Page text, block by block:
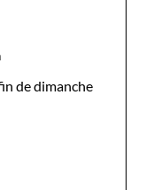
de dimanche